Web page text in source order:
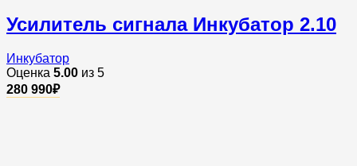
Усилитель сигнала Инкубатор 2.10
Инкубатор
Оценка 5.00 из 5
280 990₽